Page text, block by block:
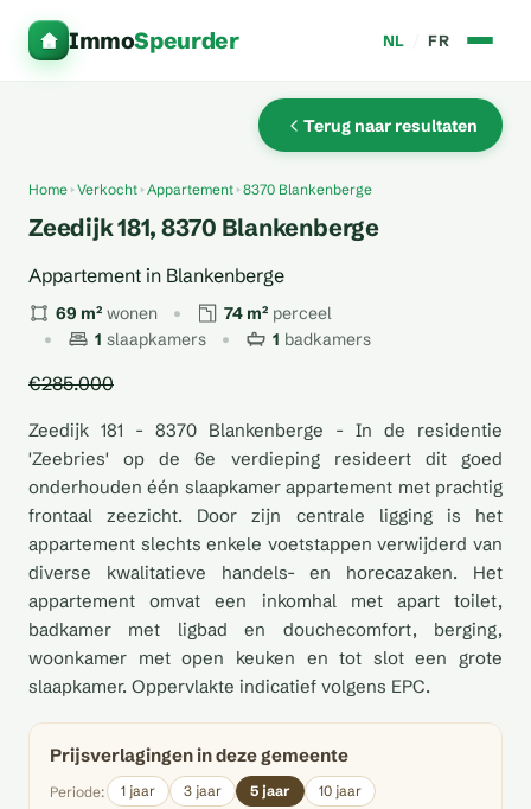
ImmoSpeurder NL FR
Terug naar resultaten
Home Verkocht Appartement 8370 Blankenberge
Zeedijk 181, 8370 Blankenberge
Appartement in Blankenberge
69 m² wonen 74 m² perceel
1 slaapkamers 1 badkamers
€285.000
Zeedijk 181 - 8370 Blankenberge - In de residentie
'Zeebries' op de 6e verdieping resideert dit goed
onderhouden één slaapkamer appartement met prachtig
frontaal zeezicht. Door zijn centrale ligging is het
appartement slechts enkele voetstappen verwijderd van
diverse kwalitatieve handels- en horecazaken. Het
appartement omvat een inkomhal met apart toilet,
badkamer met ligbad en douchecomfort, berging,
woonkamer met open keuken en tot slot een grote
slaapkamer. Oppervlakte indicatief volgens EPC.
Prijsverlagingen in deze gemeente
Periode: 1 jaar 3 jaar 5 jaar 10 jaar